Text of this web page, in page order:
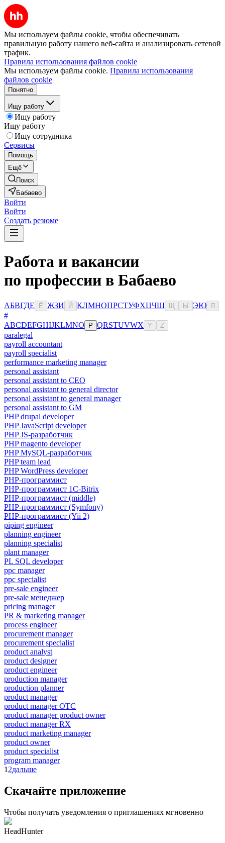
Мы используем файлы cookie, чтобы обеспечивать
правильную работу нашего веб-сайта и анализировать сетевой
трафик.
Правила использования файлов cookie
Мы используем файлы cookie. Правила использования
файлов cookie
Понятно
Ищу работу
Ищу работу
Ищу работу
Ищу сотрудника
Сервисы
Помощь
Ещё
Поиск
Бабаево
Войти
Войти
Создать резюме
Работа и вакансии
по профессии в Бабаево
АБВГДЕ Ё ЖЗИ Й КЛМНОПРСТУФХЦЧШ Ы ЭЮ Я
#
ABCDEFGHIJKLMNO P QRSTUVWX Y Z
paralegal
payroll accountant
payroll specialist
performance marketing manager
personal assistant
personal assistant to CEO
personal assistant to general director
personal assistant to general manager
personal assistant to GM
PHP drupal developer
PHP JavaScript developer
PHP JS-разработчик
PHP magento developer
PHP MySQL-разработчик
PHP team lead
PHP WordPress developer
PHP-программист
PHP-программист 1C-Bitrix
PHP-программист (middle)
PHP-программист (Symfony)
PHP-программист (Yii 2)
piping engineer
planning engineer
planning specialist
plant manager
PL SQL developer
ppc manager
ppc specialist
pre-sale engineer
pre-sale менеджер
pricing manager
PR & marketing manager
process engineer
procurement manager
procurement specialist
product analyst
product designer
product engineer
production manager
production planner
product manager
product manager OTC
product manager product owner
product manager RX
product marketing manager
product owner
product specialist
program manager
1 2дальше
Скачайте приложение
Чтобы получать уведомления о приглашениях мгновенно
HeadHunter